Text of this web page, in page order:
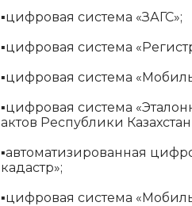
▪️цифровая система «ЗАГС»;
▪️цифровая система
▪️цифровая система
▪️цифровая система
актов Республики
▪️автоматизированная
кадастр»;
▪️цифровая система